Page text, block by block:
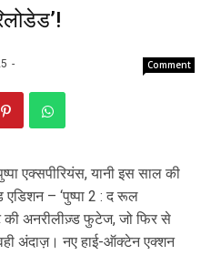
Comment
एक्सपीरियंस, यानी इस साल की
– ‘पुष्पा 2 : द रूल
की अनरीलीज़्ड फुटेज, जो फिर से
अंदाज़। नए हाई-ऑक्टेन एक्शन